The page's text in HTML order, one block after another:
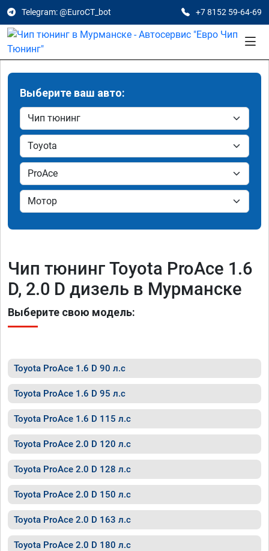
Telegram: @EuroCT_bot +7 8152 59-64-69
Выберите ваш авто:
Чип тюнинг Toyota ProAce 1.6
D, 2.0 D дизель в Мурманске
Выберите свою модель:
Toyota ProAce 1.6 D 90 л.с
Toyota ProAce 1.6 D 95 л.с
Toyota ProAce 1.6 D 115 л.с
Toyota ProAce 2.0 D 120 л.с
Toyota ProAce 2.0 D 128 л.с
Toyota ProAce 2.0 D 150 л.с
Toyota ProAce 2.0 D 163 л.с
Toyota ProAce 2.0 D 180 л.с